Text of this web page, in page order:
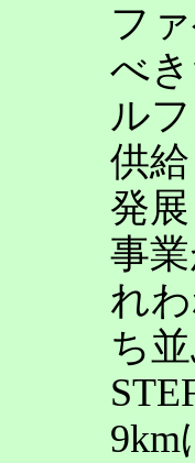
フ
べ
ル
供
発
事
れ
ち